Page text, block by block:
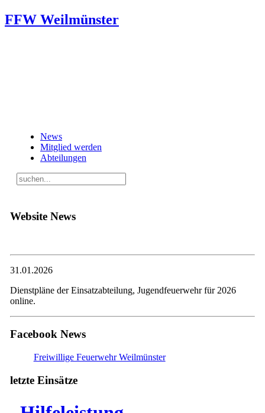
FFW Weilmünster
News
Mitglied werden
Abteilungen
Website News
31.01.2026
Dienstpläne der Einsatzabteilung, Jugendfeuerwehr für 2026
online.
Facebook News
Freiwillige Feuerwehr Weilmünster
letzte Einsätze